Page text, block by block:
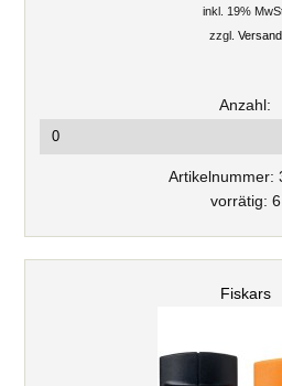
inkl. 19%
zzgl. Versand
Artikelnummer:
vorrätig: 6
Fiskars